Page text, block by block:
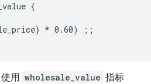
{
* 0.60) ;;
用 wholesale_value 指标